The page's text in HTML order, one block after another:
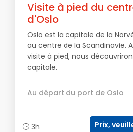
Visite à pied du
d'Oslo
Oslo est la capitale de la
au centre de la Scandinavie.
visite à pied, nous
capitale.
Au départ du port de Oslo
3h Prix,